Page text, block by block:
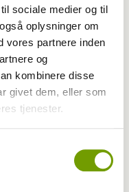
sociale medier og til
oplysninger om
vores partnere inden
og
kombinere disse
givet dem, eller som
tjenester.